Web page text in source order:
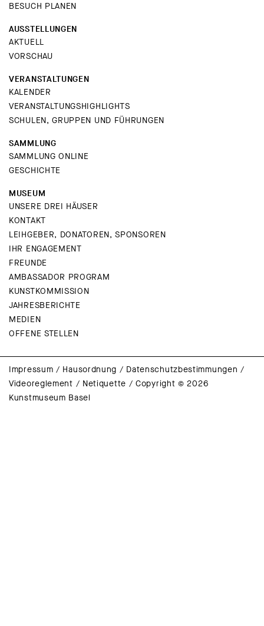
BESUCH PLANEN
AUSSTELLUNGEN
AKTUELL
VORSCHAU
VERANSTALTUNGEN
KALENDER
VERANSTALTUNGSHIGHLIGHTS
SCHULEN, GRUPPEN UND FÜHRUNGEN
SAMMLUNG
SAMMLUNG ONLINE
GESCHICHTE
MUSEUM
UNSERE DREI HÄUSER
KONTAKT
LEIHGEBER, DONATOREN, SPONSOREN
IHR ENGAGEMENT
FREUNDE
AMBASSADOR PROGRAM
KUNSTKOMMISSION
JAHRESBERICHTE
MEDIEN
OFFENE STELLEN
Impressum / Hausordnung / Datenschutzbestimmungen /
Videoreglement / Netiquette /Copyright © 2026
Kunstmuseum Basel